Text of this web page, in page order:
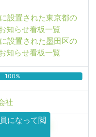
設置された東京都の
知らせ看板一覧
設置された墨田区の
知らせ看板一覧
100%
社
ョン株式会社
になって閲